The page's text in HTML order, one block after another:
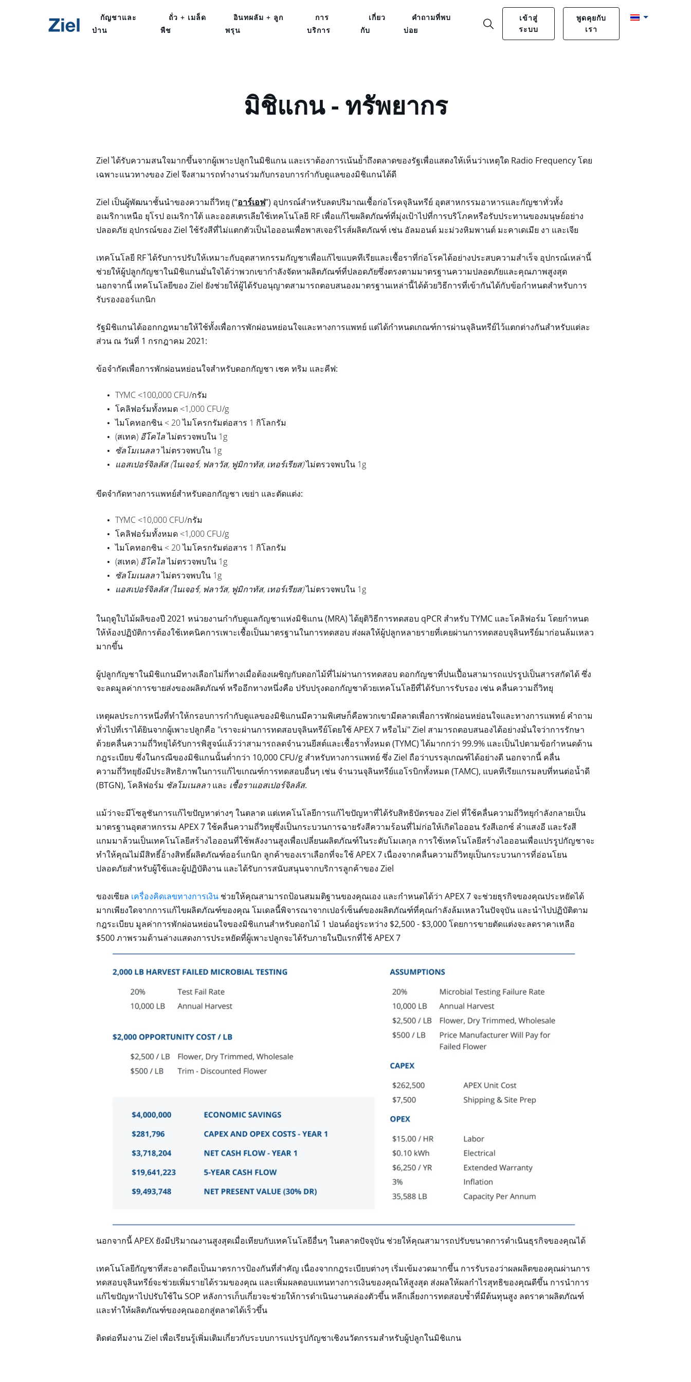
กัญชาและ
ป่าน
ถั่ว + เมล็ด
พืช
อินทผลัม + ลูก
พรุน
การ
บริการ
เกี่ยว
กับ
คำถามที่พบ
บ่อย
เข้าสู่
ระบบ
พูดคุยกับ
เรา
มิชิแกน - ทรัพยากร
Ziel ได้รับความสนใจมากขึ้นจากผู้เพาะปลูกในมิชิแกน และเราต้องการเน้นย้ำถึงตลาดของรัฐเพื่อแสดงให้เห็นว่าเหตุใด Radio Frequency โดย
เฉพาะแนวทางของ Ziel จึงสามารถทำงานร่วมกับกรอบการกำกับดูแลของมิชิแกนได้ดี
Ziel เป็นผู้พัฒนาชั้นนำของความถี่วิทยุ (“อาร์เอฟ”) อุปกรณ์สำหรับลดปริมาณเชื้อก่อโรคจุลินทรีย์ อุตสาหกรรมอาหารและกัญชาทั่วทั้ง
อเมริกาเหนือ ยุโรป อเมริกาใต้ และออสเตรเลียใช้เทคโนโลยี RF เพื่อแก้ไขผลิตภัณฑ์ที่มุ่งเป้าไปที่การบริโภคหรือรับประทานของมนุษย์อย่าง
ปลอดภัย อุปกรณ์ของ Ziel ใช้รังสีที่ไม่แตกตัวเป็นไอออนเพื่อพาสเจอร์ไรส์ผลิตภัณฑ์ เช่น อัลมอนด์ มะม่วงหิมพานต์ มะคาเดเมีย งา และเจีย
เทคโนโลยี RF ได้รับการปรับให้เหมาะกับอุตสาหกรรมกัญชาเพื่อแก้ไขแบคทีเรียและเชื้อราที่ก่อโรคได้อย่างประสบความสำเร็จ อุปกรณ์เหล่านี้
ช่วยให้ผู้ปลูกกัญชาในมิชิแกนมั่นใจได้ว่าพวกเขากำลังจัดหาผลิตภัณฑ์ที่ปลอดภัยซึ่งตรงตามมาตรฐานความปลอดภัยและคุณภาพสูงสุด
นอกจากนี้ เทคโนโลยีของ Ziel ยังช่วยให้ผู้ได้รับอนุญาตสามารถตอบสนองมาตรฐานเหล่านี้ได้ด้วยวิธีการที่เข้ากันได้กับข้อกำหนดสำหรับการ
รับรองออร์แกนิก
รัฐมิชิแกนได้ออกกฎหมายให้ใช้ทั้งเพื่อการพักผ่อนหย่อนใจและทางการแพทย์ แต่ได้กำหนดเกณฑ์การผ่านจุลินทรีย์ไว้แตกต่างกันสำหรับแต่ละ
ส่วน ณ วันที่ 1 กรกฎาคม 2021:
ข้อจำกัดเพื่อการพักผ่อนหย่อนใจสำหรับดอกกัญชา เชค ทริม และคีฟ:
TYMC <100,000 CFU/กรัม
โคลิฟอร์มทั้งหมด <1,000 CFU/g
ไมโคทอกซิน < 20 ไมโครกรัมต่อสาร 1 กิโลกรัม
(สเทค) อีโคไลไม่ตรวจพบใน 1g
ซัลโมเนลลาไม่ตรวจพบใน 1g
แอสเปอร์จิลลัส (ไนเจอร์, ฟลาวัส, ฟูมิกาทัส, เทอร์เรียส)ไม่ตรวจพบใน 1g
ขีดจำกัดทางการแพทย์สำหรับดอกกัญชา เขย่า และตัดแต่ง:
TYMC <10,000 CFU/กรัม
โคลิฟอร์มทั้งหมด <1,000 CFU/g
ไมโคทอกซิน < 20 ไมโครกรัมต่อสาร 1 กิโลกรัม
(สเทค) อีโคไลไม่ตรวจพบใน 1g
ซัลโมเนลลาไม่ตรวจพบใน 1g
แอสเปอร์จิลลัส (ไนเจอร์, ฟลาวัส, ฟูมิกาทัส, เทอร์เรียส)ไม่ตรวจพบใน 1g
ในฤดูใบไม้ผลิของปี 2021 หน่วยงานกำกับดูแลกัญชาแห่งมิชิแกน (MRA) ได้ยุติวิธีการทดสอบ qPCR สำหรับ TYMC และโคลิฟอร์ม โดยกำหนด
ให้ห้องปฏิบัติการต้องใช้เทคนิคการเพาะเชื้อเป็นมาตรฐานในการทดสอบ ส่งผลให้ผู้ปลูกหลายรายที่เคยผ่านการทดสอบจุลินทรีย์มาก่อนล้มเหลว
มากขึ้น
ผู้ปลูกกัญชาในมิชิแกนมีทางเลือกไม่กี่ทางเมื่อต้องเผชิญกับดอกไม้ที่ไม่ผ่านการทดสอบ ดอกกัญชาที่ปนเปื้อนสามารถแปรรูปเป็นสารสกัดได้ ซึ่ง
จะลดมูลค่าการขายส่งของผลิตภัณฑ์ หรืออีกทางหนึ่งคือ ปรับปรุงดอกกัญชาด้วยเทคโนโลยีที่ได้รับการรับรอง เช่น คลื่นความถี่วิทยุ
เหตุผลประการหนึ่งที่ทำให้กรอบการกำกับดูแลของมิชิแกนมีความพิเศษก็คือพวกเขามีตลาดเพื่อการพักผ่อนหย่อนใจและทางการแพทย์ คำถาม
ทั่วไปที่เราได้ยินจากผู้เพาะปลูกคือ "เราจะผ่านการทดสอบจุลินทรีย์โดยใช้ APEX 7 หรือไม่" Ziel สามารถตอบสนองได้อย่างมั่นใจว่าการรักษา
ด้วยคลื่นความถี่วิทยุได้รับการพิสูจน์แล้วว่าสามารถลดจำนวนยีสต์และเชื้อราทั้งหมด (TYMC) ได้มากกว่า 99.9% และเป็นไปตามข้อกำหนดด้าน
กฎระเบียบ ซึ่งในกรณีของมิชิแกนนั้นต่ำกว่า 10,000 CFU/g สำหรับทางการแพทย์ ซึ่ง Ziel ถือว่าบรรลุเกณฑ์ได้อย่างดี นอกจากนี้ คลื่น
ความถี่วิทยุยังมีประสิทธิภาพในการแก้ไขเกณฑ์การทดสอบอื่นๆ เช่น จำนวนจุลินทรีย์แอโรบิกทั้งหมด (TAMC), แบคทีเรียแกรมลบที่ทนต่อน้ำดี
(BTGN), โคลิฟอร์ม ซัลโมเนลลา และ เชื้อราแอสเปอร์จิลลัส.
แม้ว่าจะมีโซลูชันการแก้ไขปัญหาต่างๆ ในตลาด แต่เทคโนโลยีการแก้ไขปัญหาที่ได้รับสิทธิบัตรของ Ziel ที่ใช้คลื่นความถี่วิทยุกำลังกลายเป็น
มาตรฐานอุตสาหกรรม APEX 7 ใช้คลื่นความถี่วิทยุซึ่งเป็นกระบวนการฉายรังสีความร้อนที่ไม่ก่อให้เกิดไอออน รังสีเอกซ์ ลำแสงอี และรังสี
แกมมาล้วนเป็นเทคโนโลยีสร้างไอออนที่ใช้พลังงานสูงเพื่อเปลี่ยนผลิตภัณฑ์ในระดับโมเลกุล การใช้เทคโนโลยีสร้างไอออนเพื่อแปรรูปกัญชาจะ
ทำให้คุณไม่มีสิทธิ์อ้างสิทธิ์ผลิตภัณฑ์ออร์แกนิก ลูกค้าของเราเลือกที่จะใช้ APEX 7 เนื่องจากคลื่นความถี่วิทยุเป็นกระบวนการที่อ่อนโยน
ปลอดภัยสำหรับผู้ใช้และผู้ปฏิบัติงาน และได้รับการสนับสนุนจากบริการลูกค้าของ Ziel
ของเซียล เครื่องคิดเลขทางการเงิน ช่วยให้คุณสามารถป้อนสมมติฐานของคุณเอง และกำหนดได้ว่า APEX 7 จะช่วยธุรกิจของคุณประหยัดได้
มากเพียงใดจากการแก้ไขผลิตภัณฑ์ของคุณ โมเดลนี้พิจารณาจากเปอร์เซ็นต์ของผลิตภัณฑ์ที่คุณกำลังล้มเหลวในปัจจุบัน และนำไปปฏิบัติตาม
กฎระเบียบ มูลค่าการพักผ่อนหย่อนใจของมิชิแกนสำหรับดอกไม้ 1 ปอนด์อยู่ระหว่าง $2,500 - $3,000 โดยการขายตัดแต่งจะลดราคาเหลือ
$500 ภาพรวมด้านล่างแสดงการประหยัดที่ผู้เพาะปลูกจะได้รับภายในปีแรกที่ใช้ APEX 7
นอกจากนี้ APEX ยังมีปริมาณงานสูงสุดเมื่อเทียบกับเทคโนโลยีอื่นๆ ในตลาดปัจจุบัน ช่วยให้คุณสามารถปรับขนาดการดำเนินธุรกิจของคุณได้
เทคโนโลยีกัญชาที่สะอาดถือเป็นมาตรการป้องกันที่สำคัญ เนื่องจากกฎระเบียบต่างๆ เริ่มเข้มงวดมากขึ้น การรับรองว่าผลผลิตของคุณผ่านการ
ทดสอบจุลินทรีย์จะช่วยเพิ่มรายได้รวมของคุณ และเพิ่มผลตอบแทนทางการเงินของคุณให้สูงสุด ส่งผลให้ผลกำไรสุทธิของคุณดีขึ้น การนำการ
แก้ไขปัญหาไปปรับใช้ใน SOP หลังการเก็บเกี่ยวจะช่วยให้การดำเนินงานคล่องตัวขึ้น หลีกเลี่ยงการทดสอบซ้ำที่มีต้นทุนสูง ลดราคาผลิตภัณฑ์
และทำให้ผลิตภัณฑ์ของคุณออกสู่ตลาดได้เร็วขึ้น
ติดต่อทีมงาน Ziel เพื่อเรียนรู้เพิ่มเติมเกี่ยวกับระบบการแปรรูปกัญชาเชิงนวัตกรรมสำหรับผู้ปลูกในมิชิแกน